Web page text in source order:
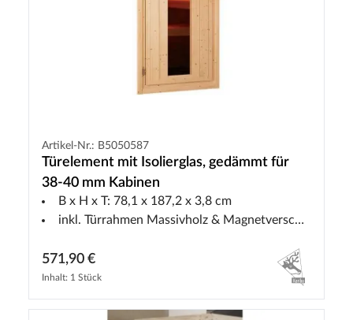
Artikel-Nr.: B5050587
Türelement mit Isolierglas, gedämmt für
38-40 mm Kabinen
B x H x T: 78,1 x 187,2 x 3,8 cm
inkl. Türrahmen Massivholz & Magnetverschluss
571,90 €
Inhalt: 1 Stück